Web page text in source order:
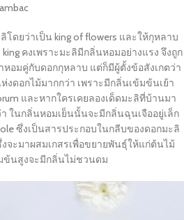
ดยว่าเป็น king of flowers และให้กุหลาบ
คงเพราะมะลิมีกลิ่นหอมอย่างแรง จึงถูก
อมคู่กับดอกกุหลาบ แต่ก็มีผู้ตั้งข้อสังเกตว่า
งดอกไม้มากกว่า เพราะมีกลิ่นเข้มข้นเย้า
และหากใครเคยลองเด็ดมะลิที่บ้านมา
ในกลิ่นหอมเย็นนั้นจะมีกลิ่นฉุนเจืออยู่เล็ก
ซึ่งเป็นสารประกอบในกลีบของดอกมะลิ
จะมาผสมเกสรเพื่อขยายพันธุ์ให้แก่ต้นไม้
ข้นสูงจะมีกลิ่นไม่ชวนดม